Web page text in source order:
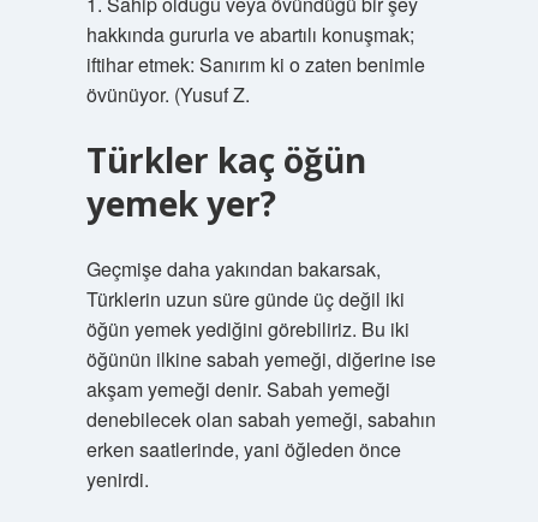
hakkında gururla ve abartılı konuşmak;
iftihar etmek: Sanırım ki o zaten benimle
övünüyor. (Yusuf Z.
Türkler kaç öğün
yemek yer?
Geçmişe daha yakından bakarsak,
Türklerin uzun süre günde üç değil iki
öğün yemek yediğini görebiliriz. Bu iki
öğünün ilkine sabah yemeği, diğerine ise
akşam yemeği denir. Sabah yemeği
denebilecek olan sabah yemeği, sabahın
erken saatlerinde, yani öğleden önce
yenirdi.